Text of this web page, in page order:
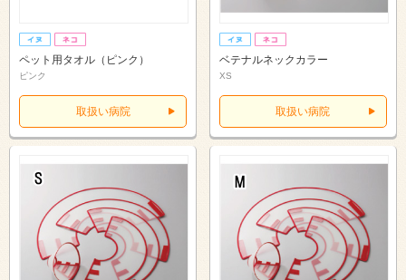
ペット用タオル（ピンク）
ピンク
取扱い病院
ベテナルネックカラー
XS
取扱い病院